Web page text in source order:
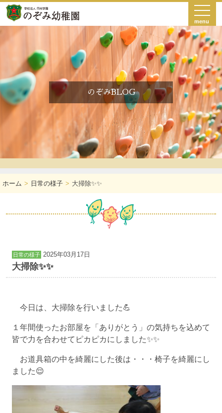
menu
のぞみBLOG
ホーム 日常の様子 大掃除✨✨
日常の様子 2025年03月17日
大掃除✨✨
今日は、大掃除を行いました💪
１年間使ったお部屋を「ありがとう」の気持ちを込めて
皆で力を合わせてピカピカにしました✨✨
お道具箱の中を綺麗にした後は・・・椅子を綺麗にし
ました😌